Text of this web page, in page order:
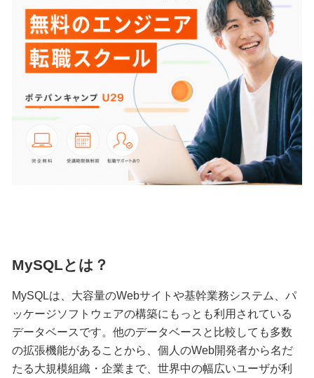
MySQLとは？
MySQLは、大容量のWebサイトや基幹業務システム、パ
ッケージソフトウェアの構築にもっとも利用されている
データベースです。他のデータベースと比較しても多数
の拡張機能があることから、個人のWeb開発者から名だ
たる大規模組織・企業まで、世界中の幅広いユーザが利